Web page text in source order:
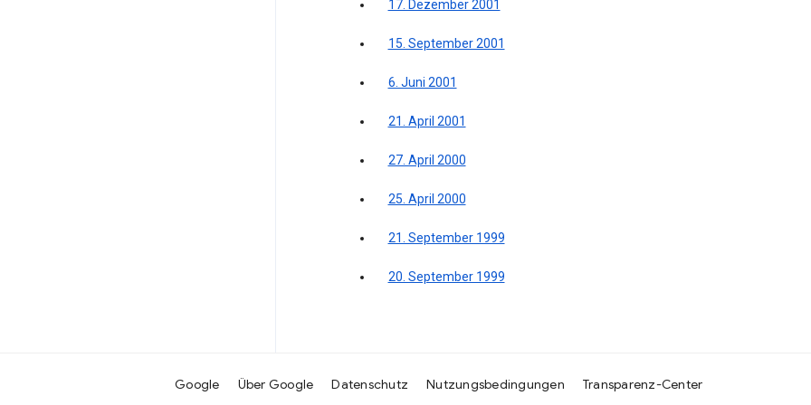
17. Dezember 2001
15. September 2001
6. Juni 2001
21. April 2001
27. April 2000
25. April 2000
21. September 1999
20. September 1999
Google Über Google Datenschutz Nutzungsbedingungen Transparenz-Center